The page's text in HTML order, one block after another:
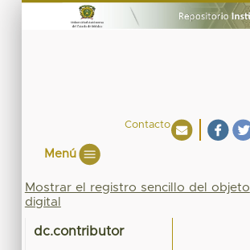
Contacto
Menú
Mostrar el registro sencillo del objeto
digital
dc.contributor